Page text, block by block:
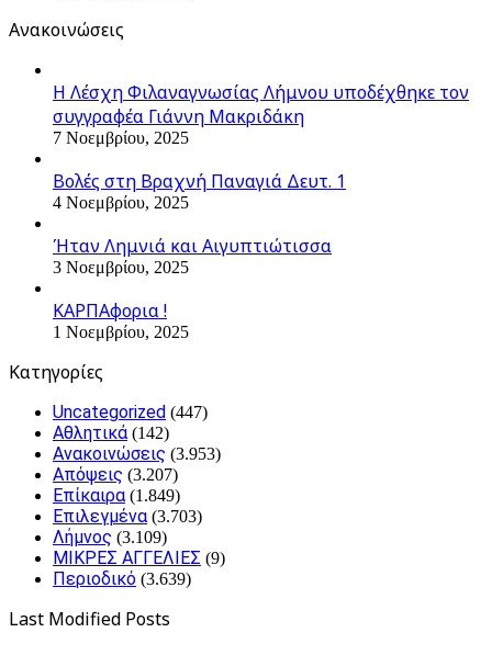
Ανακοινώσεις
Η Λέσχη Φιλαναγνωσίας Λήμνου υποδέχθηκε τον
συγγραφέα Γιάννη Μακριδάκη
7 Νοεμβρίου, 2025
Βολές στη Βραχνή Παναγιά Δευτ. 1
4 Νοεμβρίου, 2025
Ήταν Λημνιά και Αιγυπτιώτισσα
3 Νοεμβρίου, 2025
ΚΑΡΠΑφορια !
1 Νοεμβρίου, 2025
Kατηγορίες
Uncategorized (447)
Αθλητικά (142)
Ανακοινώσεις (3.953)
Απόψεις (3.207)
Επίκαιρα (1.849)
Επιλεγμένα (3.703)
Λήμνος (3.109)
ΜΙΚΡΕΣ ΑΓΓΕΛΙΕΣ (9)
Περιοδικό (3.639)
Last Modified Posts